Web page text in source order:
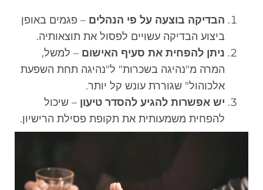
הבדיקה בוצעה על פי הנהלים– פגמים באופן
ביצוע הבדיקה עשויים לפסול את תוצאותיה.
ניתן להפחית את סעיף האישום– למשל,
המרה מ"נהיגה בשכרות" ל"נהיגה תחת השפעת
אלכוהול" שגוררת עונש קל יותר.
יש אפשרות להגיע להסדר טיעון– שיכול
להפחית משמעותית את תקופת פסילת הרישיון.